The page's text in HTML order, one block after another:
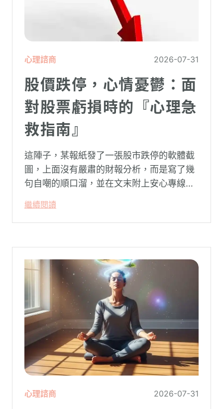
心理諮商 2026-07-31
股價跌停，心情憂鬱：面
對股票虧損時的『心理急
救指南』
這陣子，某報紙發了一張股市跌停的軟體截
圖，上面沒有嚴肅的財報分析，而是寫了幾
句自嘲的順口溜，並在文末附上安心專線與
被廣泛轉載。對許多投資人而言，螢幕上下
跌的數字背後，實質連結的是個人的財務壓
繼續閱讀
心理諮商 2026-07-31